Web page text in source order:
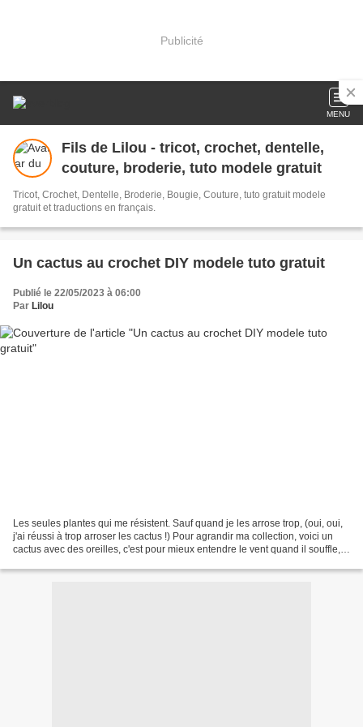
Publicité
MENU
Fils de Lilou - tricot, crochet, dentelle,
couture, broderie, tuto modele gratuit
Tricot, Crochet, Dentelle, Broderie, Bougie, Couture, tuto gratuit modele
gratuit et traductions en français.
Un cactus au crochet DIY modele tuto gratuit
Publié le 22/05/2023 à 06:00
Par Lilou
Les seules plantes qui me résistent. Sauf quand je les arrose trop, (oui, oui,
j'ai réussi à trop arroser les cactus !) Pour agrandir ma collection, voici un
cactus avec des oreilles, c'est pour mieux entendre le vent quand il souffle,